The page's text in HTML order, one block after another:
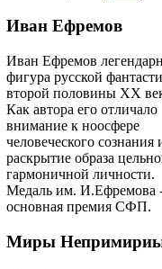
Иван Ефремов
Иван Ефремов
фигура русской
второй половины ХХ
Как автора его отличало
внимание к ноосфере
человеческого сознания
раскрытие образа
гармоничной личности.
Медаль им. И.Ефремова
основная премия СФП.
Миры